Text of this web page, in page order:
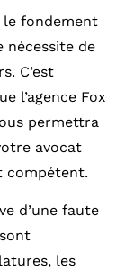
le fondement
nécessite de
C’est
l’agence Fox
permettra
avocat
compétent.
d’une faute
les